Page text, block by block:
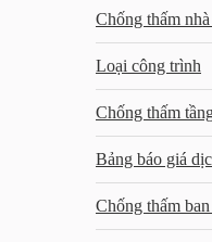
Chống thấm
Loại công trình
Chống thấm
Bảng báo giá
Chống thấm